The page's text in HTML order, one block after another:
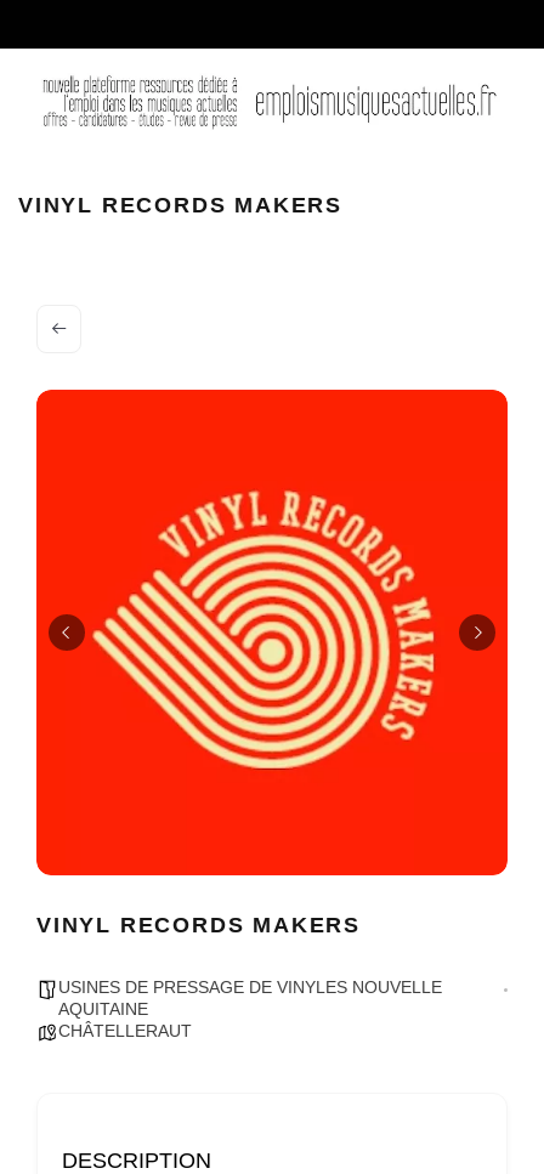
VINYL RECORDS MAKERS
VINYL RECORDS MAKERS
USINES DE PRESSAGE DE VINYLES NOUVELLE
AQUITAINE
CHÂTELLERAUT
DESCRIPTION